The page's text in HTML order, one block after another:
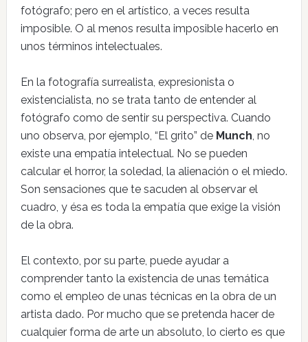
fotógrafo; pero en el artístico, a veces resulta
imposible. O al menos resulta imposible hacerlo en
unos términos intelectuales.
En la fotografía surrealista, expresionista o
existencialista, no se trata tanto de entender al
fotógrafo como de sentir su perspectiva. Cuando
uno observa, por ejemplo, “El grito” de Munch, no
existe una empatía intelectual. No se pueden
calcular el horror, la soledad, la alienación o el miedo.
Son sensaciones que te sacuden al observar el
cuadro, y ésa es toda la empatía que exige la visión
de la obra.
El contexto, por su parte, puede ayudar a
comprender tanto la existencia de unas temática
como el empleo de unas técnicas en la obra de un
artista dado. Por mucho que se pretenda hacer de
cualquier forma de arte un absoluto, lo cierto es que